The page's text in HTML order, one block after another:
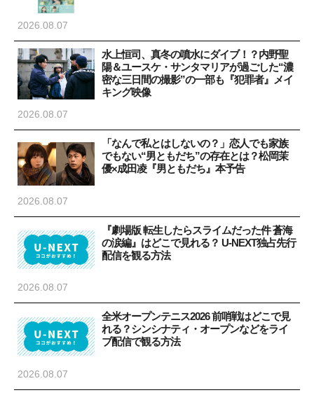
2026.08.07
水上恒司、真冬の噴水にダイブ！？内野聖
陽＆ユースケ・サンタマリアが過ごした“濃
密な三日間の撮影”の一部も『犯罪者』メイ
キング映像
2026.08.07
「なんで私とはしないの？」恋人でも家族
でもない“男ともだち”の存在とは？松岡茉
優×成田凌『男ともだち』本予告
2026.08.07
『劇場版 転生したらスライムだった件 蒼海
の涙編』はどこで見れる？ U-NEXT独占先行
配信を観る方法
2026.08.07
全米オープンテニス2026 前哨戦はどこで見
れる？シンシナティ・オープンなどをライ
ブ配信で観る方法
2026.08.07